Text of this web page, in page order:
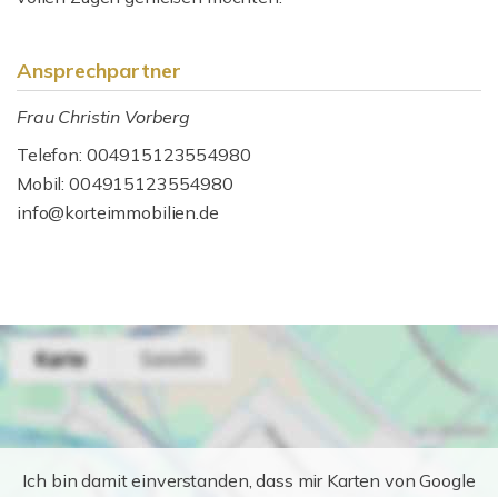
Ansprechpartner
Frau Christin Vorberg
Telefon: 004915123554980
Mobil: 004915123554980
info@korteimmobilien.de
Ich bin damit einverstanden, dass mir Karten von Google